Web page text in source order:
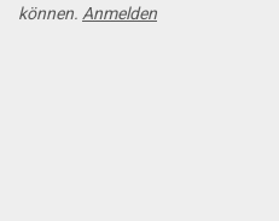
können. Anmelden